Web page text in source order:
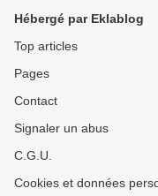
Hébergé par Eklablog
Top articles
Pages
Contact
Signaler un abus
C.G.U.
Cookies et données